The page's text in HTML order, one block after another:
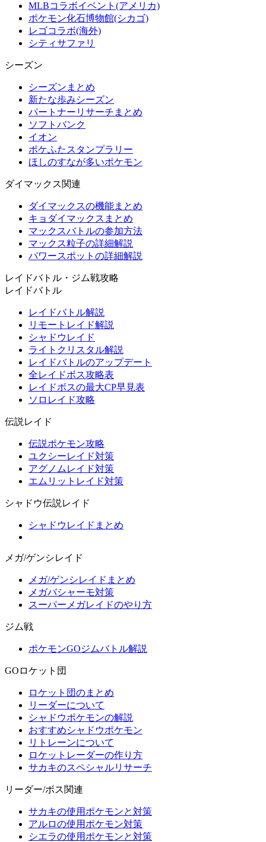
MLBコラボイベント(アメリカ)
ポケモン化石博物館(シカゴ)
レゴコラボ(海外)
シティサファリ
シーズン
シーズンまとめ
新たな歩みシーズン
パートナーリサーチまとめ
ソフトバンク
イオン
ポケふたスタンプラリー
ほしのすなが多いポケモン
ダイマックス関連
ダイマックスの機能まとめ
キョダイマックスまとめ
マックスバトルの参加方法
マックス粒子の詳細解説
パワースポットの詳細解説
レイドバトル・ジム戦攻略
レイドバトル
レイドバトル解説
リモートレイド解説
シャドウレイド
ライトクリスタル解説
レイドバトルのアップデート
全レイドボス攻略表
レイドボスの最大CP早見表
ソロレイド攻略
伝説レイド
伝説ポケモン攻略
ユクシーレイド対策
アグノムレイド対策
エムリットレイド対策
シャドウ伝説レイド
シャドウレイドまとめ
メガ/ゲンシレイド
メガ/ゲンシレイドまとめ
メガバシャーモ対策
スーパーメガレイドのやり方
ジム戦
ポケモンGOジムバトル解説
GOロケット団
ロケット団のまとめ
リーダーについて
シャドウポケモンの解説
おすすめシャドウポケモン
リトレーンについて
ロケットレーダーの作り方
サカキのスペシャルリサーチ
リーダー/ボス関連
サカキの使用ポケモンと対策
アルロの使用ポケモン対策
シエラの使用ポケモンと対策